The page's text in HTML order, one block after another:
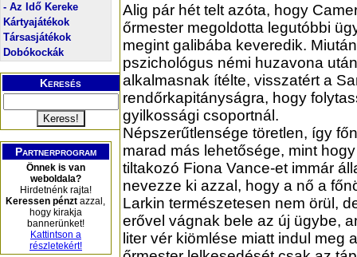
- Az Idő Kereke
Kártyajátékok
Társasjátékok
Dobókockák
Keresés
Partnerprogram
Önnek is van
weboldala?
Hirdetnénk rajta!
Keressen pénzt azzal,
hogy kirakja
bannerünket!
Kattintson a
részletekért!
Alig pár hét telt azóta, hogy
őrmester megoldotta legutóbbi
megint galibába keveredik.
pszichológus némi huzavona
alkalmasnak ítélte, visszatért a
rendőrkapitányságra, hogy
gyilkossági csoportnál.
Népszerűtlensége töretlen, így
marad más lehetősége, mint
tiltakozó Fiona Vance-et immár
nevezze ki azzal, hogy a nő a
Larkin természetesen nem örül,
erővel vágnak bele az új ügybe,
liter vér kiömlése miatt indul meg